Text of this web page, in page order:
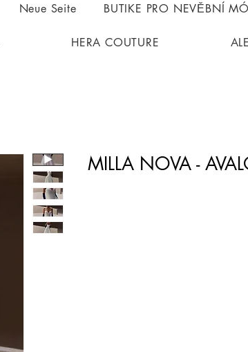
Neue Seite BUTIKE PRO NEVĚBNÍ
HERA COUTURE
MILLA NOVA -